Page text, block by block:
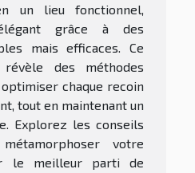
un lieu fonctionnel,
grâce à des
mais efficaces. Ce
des méthodes
chaque recoin
tout en maintenant un
Explorez les conseils
votre
le meilleur parti de